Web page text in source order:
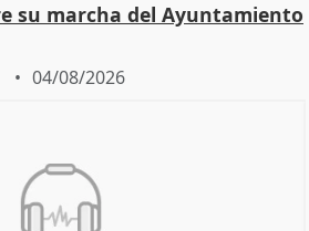
su marcha del Ayuntamiento
04/08/2026